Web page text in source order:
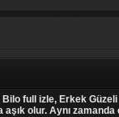
full izle, Erkek
aşık olur. Aynı